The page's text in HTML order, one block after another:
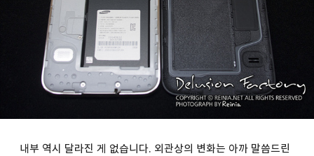
내부 역시 달라진 게 없습니다. 외관상의 변화는 아까 말씀드린